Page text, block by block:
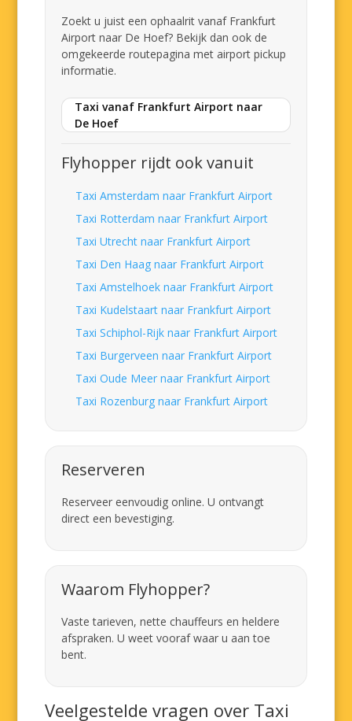
Zoekt u juist een ophaalrit vanaf Frankfurt
Airport naar De Hoef? Bekijk dan ook de
omgekeerde routepagina met airport pickup
informatie.
Taxi vanaf Frankfurt Airport naar
De Hoef
Flyhopper rijdt ook vanuit
Taxi Amsterdam naar Frankfurt Airport
Taxi Rotterdam naar Frankfurt Airport
Taxi Utrecht naar Frankfurt Airport
Taxi Den Haag naar Frankfurt Airport
Taxi Amstelhoek naar Frankfurt Airport
Taxi Kudelstaart naar Frankfurt Airport
Taxi Schiphol-Rijk naar Frankfurt Airport
Taxi Burgerveen naar Frankfurt Airport
Taxi Oude Meer naar Frankfurt Airport
Taxi Rozenburg naar Frankfurt Airport
Reserveren
Reserveer eenvoudig online. U ontvangt
direct een bevestiging.
Waarom Flyhopper?
Vaste tarieven, nette chauffeurs en heldere
afspraken. U weet vooraf waar u aan toe
bent.
Veelgestelde vragen over Taxi